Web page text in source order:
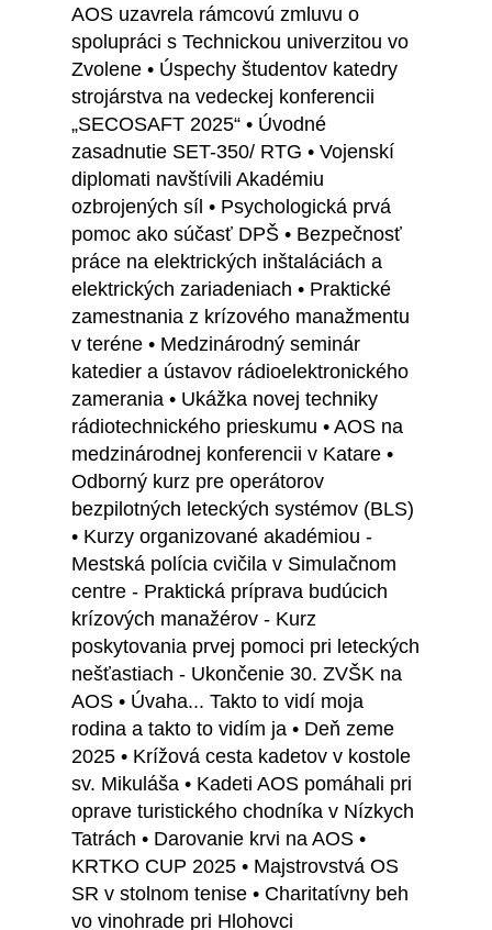
AOS uzavrela rámcovú zmluvu o
spolupráci s Technickou univerzitou vo
Zvolene • Úspechy študentov katedry
strojárstva na vedeckej konferencii
„SECOSAFT 2025“ • Úvodné
zasadnutie SET-350/ RTG • Vojenskí
diplomati navštívili Akadémiu
ozbrojených síl • Psychologická prvá
pomoc ako súčasť DPŠ • Bezpečnosť
práce na elektrických inštaláciách a
elektrických zariadeniach • Praktické
zamestnania z krízového manažmentu
v teréne • Medzinárodný seminár
katedier a ústavov rádioelektronického
zamerania • Ukážka novej techniky
rádiotechnického prieskumu • AOS na
medzinárodnej konferencii v Katare •
Odborný kurz pre operátorov
bezpilotných leteckých systémov (BLS)
• Kurzy organizované akadémiou -
Mestská polícia cvičila v Simulačnom
centre - Praktická príprava budúcich
krízových manažérov - Kurz
poskytovania prvej pomoci pri leteckých
nešťastiach - Ukončenie 30. ZVŠK na
AOS • Úvaha... Takto to vidí moja
rodina a takto to vidím ja • Deň zeme
2025 • Krížová cesta kadetov v kostole
sv. Mikuláša • Kadeti AOS pomáhali pri
oprave turistického chodníka v Nízkych
Tatrách • Darovanie krvi na AOS •
KRTKO CUP 2025 • Majstrovstvá OS
SR v stolnom tenise • Charitatívny beh
vo vinohrade pri Hlohovci